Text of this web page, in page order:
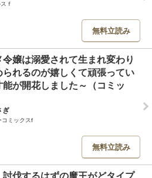
ｆ
無料立読み
嬢は溺愛されて生まれ変わり
られるのが嬉しくて頑張ってい
が開花しました～（コミッ
ぎ
コミックスf
無料立読み